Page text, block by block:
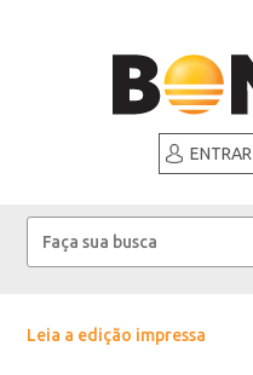
ENTRAR
Leia a edição impressa